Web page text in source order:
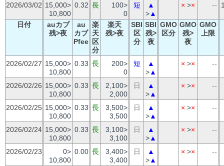
2026/03/02 15,000>
10,800
0.32 長
100>
0
短
▲
>▲
× >× --
日付
auカブ
残>夜
au
カブ
Pfee
楽
天
区
分
楽天
残>夜
SBI
区
分
SBI
残>
夜
GMO
区分
GMO
残>
夜
GMO
上限
2026/02/27 15,000>
10,800
0.33 長
200>
0
短
▲
>▲
× >× --
2026/02/26 15,000>
10,800
0.33 長
2,100>
2,000
日
▲
>▲
× >× --
2026/02/25 15,000>
10,800
0.33 長
3,500>
3,500
日
▲
>▲
× >× --
2026/02/24 15,000>
10,800
0.33 長
3,100>
3,100
日
▲
>▲
× >× --
2026/02/23
0>
10,800
0.00 長
3,400>
3,400
日
▲
>▲
× >× --